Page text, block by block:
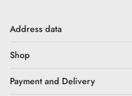
Address data
Shop
Payment and Delivery